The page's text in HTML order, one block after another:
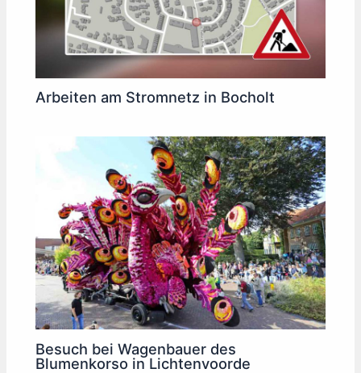
Arbeiten am Stromnetz in Bocholt
Besuch bei Wagenbauer des
Blumenkorso in Lichtenvoorde